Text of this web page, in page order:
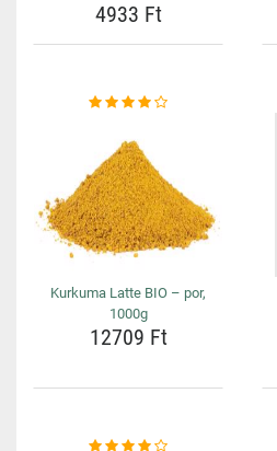
4933 Ft
Kurkuma Latte BIO – por,
1000g
12709 Ft